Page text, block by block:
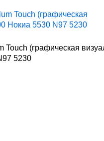
Touch (графическая
5230